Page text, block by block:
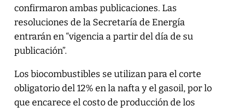
confirmaron ambas publicaciones. Las
resoluciones de la Secretaría de Energía
entrarán en “vigencia a partir del día de su
publicación”.
Los biocombustibles se utilizan para el corte
obligatorio del 12% en la nafta y el gasoil, por lo
que encarece el costo de producción de los